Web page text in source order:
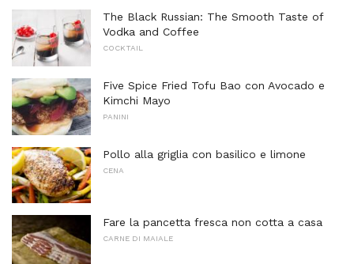
The Black Russian: The Smooth Taste of
Vodka and Coffee
COCKTAIL
Five Spice Fried Tofu Bao con Avocado e
Kimchi Mayo
PANINI
Pollo alla griglia con basilico e limone
CENA
Fare la pancetta fresca non cotta a casa
CARNE DI MAIALE